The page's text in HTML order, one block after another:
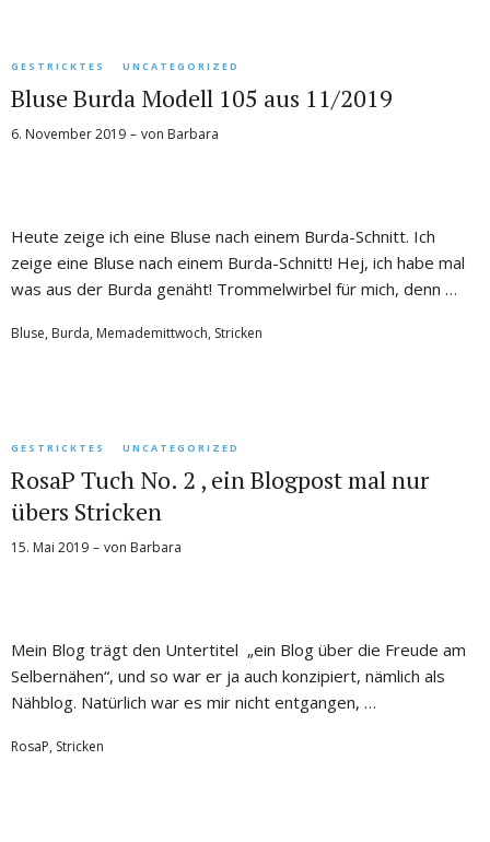
GESTRICKTES UNCATEGORIZED
Bluse Burda Modell 105 aus 11/2019
6. November 2019 von Barbara
Heute zeige ich eine Bluse nach einem Burda-Schnitt. Ich
zeige eine Bluse nach einem Burda-Schnitt! Hej, ich habe mal
was aus der Burda genäht! Trommelwirbel für mich, denn …
Bluse, Burda, Memademittwoch, Stricken
GESTRICKTES UNCATEGORIZED
RosaP Tuch No. 2 , ein Blogpost mal nur
übers Stricken
15. Mai 2019 von Barbara
Mein Blog trägt den Untertitel „ein Blog über die Freude am
Selbernähen“, und so war er ja auch konzipiert, nämlich als
Nähblog. Natürlich war es mir nicht entgangen, …
RosaP, Stricken